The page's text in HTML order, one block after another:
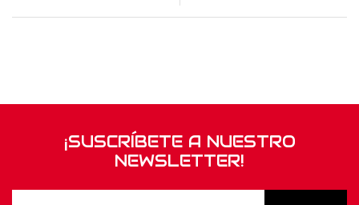
¡SUSCRÍBETE A NUESTRO
NEWSLETTER!